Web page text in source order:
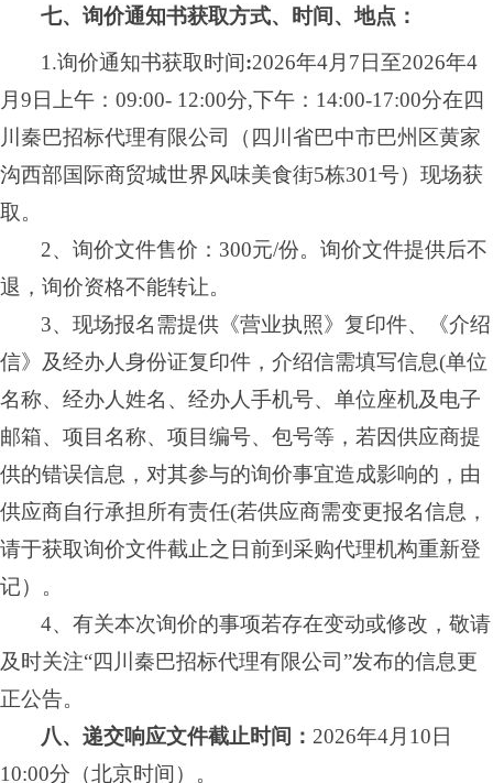
七、询价通知书获取方式、时间、地点：
1.询价通知书获取时间:2026年4月 7 日至2026年4
月 9 日 上午： 09:00- 12:00分,下午：14:00-17:00分在四
川秦巴招标代理有限公司（四川省巴中市巴州区黄家
沟西部国际商贸城世界风味美食街5栋301号）现场获
取。
2、询价文件售价：300元/份。询价文件提供后不
退，询价资格不能转让。
3、现场报名需提供《营业执照》复印件、《介绍
信》及经办人身份证复印件，介绍信需填写信息(单位
名称、经办人姓名、经办人手机号、单位座机及电子
邮箱、 项目名称、项目编号、 包号等，若因供应商提
供的错误信息，对其参与的询价事宜造成影响的，由
供应商自行承担所有责任(若供应商需变更报名信息，
请于获取询价文件截止之日前到采购代理机构重新登
记）。
4、有关本次询价的事项若存在变动或修改，敬请
及时关注“四川秦巴招标代理有限公司”发布的信息更
正公告。
八、递交响应文件截止时间： 2026年4月 10 日
10:00分 （北京时间）。